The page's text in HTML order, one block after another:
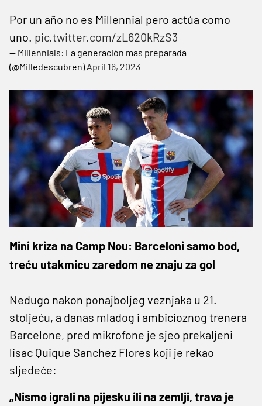
Por un año no es Millennial pero actúa como
uno. pic.twitter.com/zL620kRzS3
— Millennials: La generación mas preparada
(@Milledescubren)April 16, 2023
Mini kriza na Camp Nou: Barceloni samo bod,
treću utakmicu zaredom ne znaju za gol
Nedugo nakon ponajboljeg veznjaka u 21.
stoljeću, a danas mladog i ambicioznog trenera
Barcelone, pred mikrofone je sjeo prekaljeni
lisac Quique Sanchez Flores koji je rekao
sljedeće:
„Nismo igrali na pijesku ili na zemlji, trava je